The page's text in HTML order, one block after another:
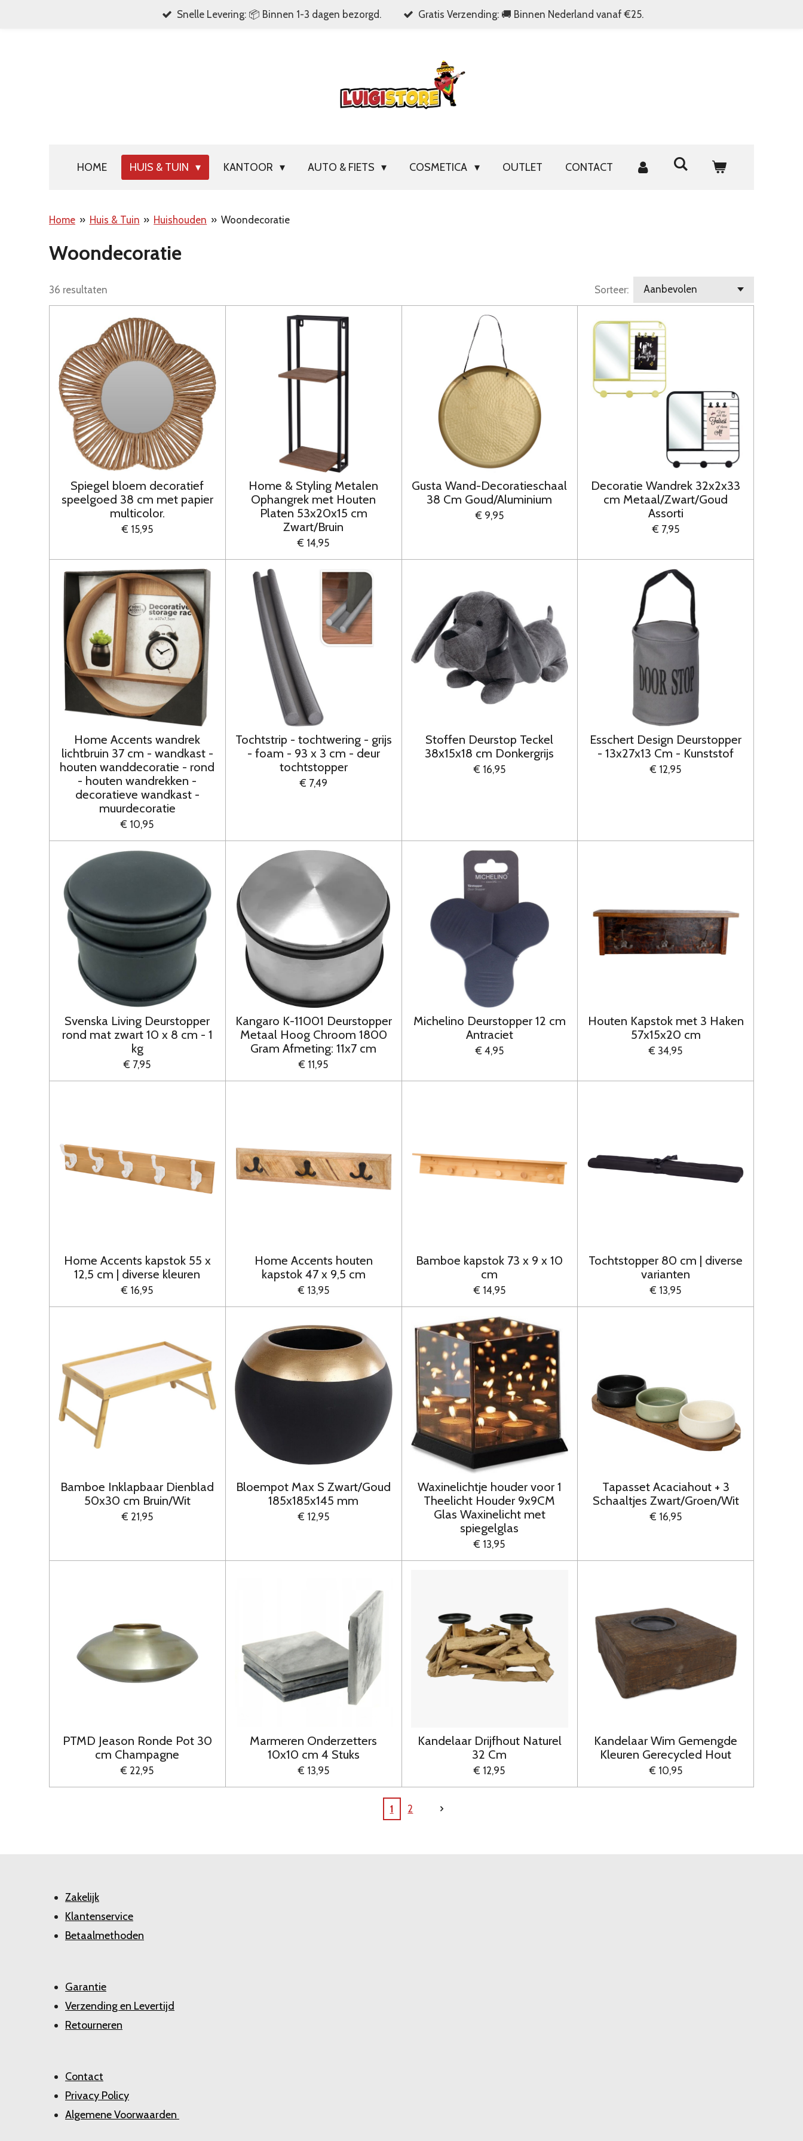
Snelle Levering: 📦 Binnen 1-3 dagen bezorgd. Gratis Verzending: 🚚 Binnen Nederland vanaf €25.
HOME HUIS & TUIN KANTOOR AUTO & FIETS COSMETICA OUTLET CONTACT
Home » Huis & Tuin » Huishouden » Woondecoratie
Woondecoratie
36 resultaten Sorteer:
Spiegel bloem decoratief
speelgoed 38 cm met papier
multicolor.
€ 15,95
Home & Styling Metalen
Ophangrek met Houten
Platen 53x20x15 cm
Zwart/Bruin
€ 14,95
Gusta Wand-Decoratieschaal
38 Cm Goud/Aluminium
€ 9,95
Decoratie Wandrek 32x2x33
cm Metaal/Zwart/Goud
Assorti
€ 7,95
Home Accents wandrek
lichtbruin 37 cm - wandkast -
houten wanddecoratie - rond
- houten wandrekken -
decoratieve wandkast -
muurdecoratie
€ 10,95
Tochtstrip - tochtwering - grijs
- foam - 93 x 3 cm - deur
tochtstopper
€ 7,49
Stoffen Deurstop Teckel
38x15x18 cm Donkergrijs
€ 16,95
Esschert Design Deurstopper
- 13x27x13 Cm - Kunststof
€ 12,95
Svenska Living Deurstopper
rond mat zwart 10 x 8 cm - 1
kg
€ 7,95
Kangaro K-11001 Deurstopper
Metaal Hoog Chroom 1800
Gram Afmeting: 11x7 cm
€ 11,95
Michelino Deurstopper 12 cm
Antraciet
€ 4,95
Houten Kapstok met 3 Haken
57x15x20 cm
€ 34,95
Home Accents kapstok 55 x
12,5 cm | diverse kleuren
€ 16,95
Home Accents houten
kapstok 47 x 9,5 cm
€ 13,95
Bamboe kapstok 73 x 9 x 10
cm
€ 14,95
Tochtstopper 80 cm | diverse
varianten
€ 13,95
Bamboe Inklapbaar Dienblad
50x30 cm Bruin/Wit
€ 21,95
Bloempot Max S Zwart/Goud
185x185x145 mm
€ 12,95
Waxinelichtje houder voor 1
Theelicht Houder 9x9CM
Glas Waxinelicht met
spiegelglas
€ 13,95
Tapasset Acaciahout + 3
Schaaltjes Zwart/Groen/Wit
€ 16,95
PTMD Jeason Ronde Pot 30
cm Champagne
€ 22,95
Marmeren Onderzetters
10x10 cm 4 Stuks
€ 13,95
Kandelaar Drijfhout Naturel
32 Cm
€ 12,95
Kandelaar Wim Gemengde
Kleuren Gerecycled Hout
€ 10,95
1 2
Zakelijk
Klantenservice
Betaalmethoden
Garantie
Verzending en Levertijd
Retourneren
Contact
Privacy Policy
Algemene Voorwaarden